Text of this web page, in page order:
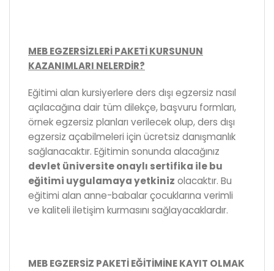
MEB EGZERSİZLERİ PAKETİ KURSUNUN
KAZANIMLARI NELERDİR?
Eğitimi alan kursiyerlere ders dışı egzersiz nasıl
açılacağına dair tüm dilekçe, başvuru formları,
örnek egzersiz planları verilecek olup, ders dışı
egzersiz açabilmeleri için ücretsiz danışmanlık
sağlanacaktır. Eğitimin sonunda alacağınız
devlet üniversite onaylı sertifika ile bu
eğitimi uygulamaya yetkiniz olacaktır. Bu
eğitimi alan anne-babalar çocuklarına verimli
ve kaliteli iletişim kurmasını sağlayacaklardır.
MEB EGZERSİZ PAKETİ EĞİTİMİNE KAYIT OLMAK